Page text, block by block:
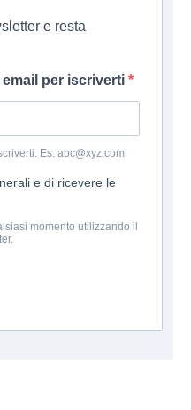
e resta
per iscriverti
Es. abc@xyz.com
e di ricevere le
momento utilizzando il